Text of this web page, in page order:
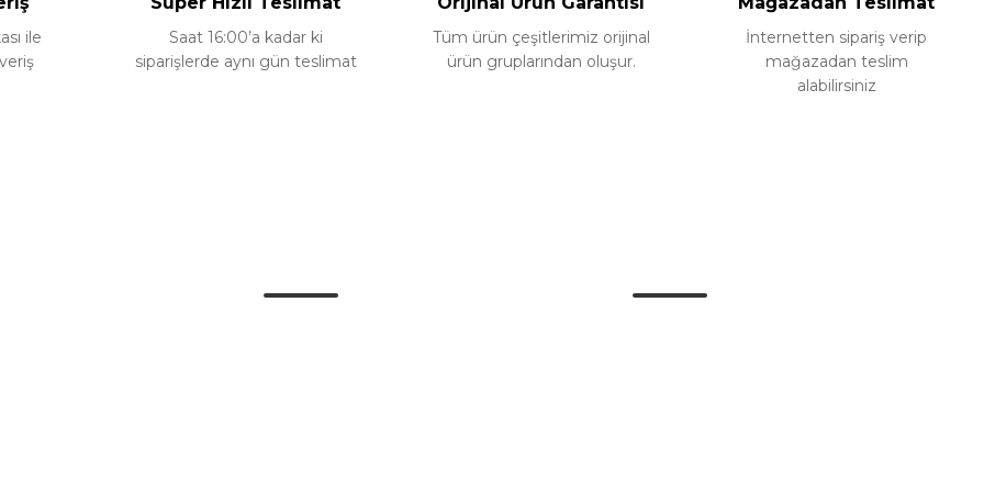
ile
Saat 16:00’a kadar ki
siparişlerde aynı gün teslimat
Tüm ürün çeşitlerimiz orijinal
ürün gruplarından oluşur.
İnternetten sipariş verip
mağazadan teslim
alabilirsiniz